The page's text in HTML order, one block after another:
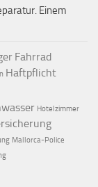
Einem
Fahrrad
Haftpflicht
Hotelzimmer
Mallorca-Police